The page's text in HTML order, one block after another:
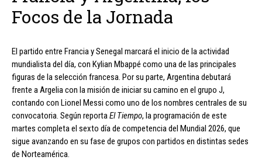
Focos de la Jornada
El partido entre Francia y Senegal marcará el inicio de la actividad
mundialista del día, con Kylian Mbappé como una de las principales
figuras de la selección francesa. Por su parte, Argentina debutará
frente a Argelia con la misión de iniciar su camino en el grupo J,
contando con Lionel Messi como uno de los nombres centrales de su
convocatoria. Según reporta El Tiempo, la programación de este
martes completa el sexto día de competencia del Mundial 2026, que
sigue avanzando en su fase de grupos con partidos en distintas sedes
de Norteamérica.